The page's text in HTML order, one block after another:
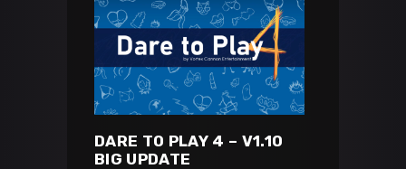
DARE TO PLAY 4 – V1.10
BIG UPDATE